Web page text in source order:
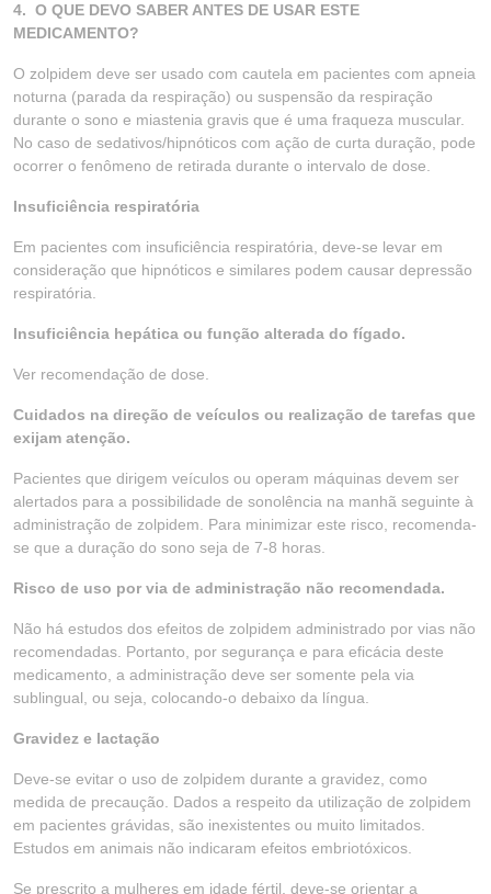
4. O QUE DEVO SABER ANTES DE USAR ESTE
MEDICAMENTO?
O zolpidem deve ser usado com cautela em pacientes com apneia
noturna (parada da respiração) ou suspensão da respiração
durante o sono e miastenia gravis que é uma fraqueza muscular.
No caso de sedativos/hipnóticos com ação de curta duração, pode
ocorrer o fenômeno de retirada durante o intervalo de dose.
Insuficiência respiratória
Em pacientes com insuficiência respiratória, deve-se levar em
consideração que hipnóticos e similares podem causar depressão
respiratória.
Insuficiência hepática ou função alterada do fígado.
Ver recomendação de dose.
Cuidados na direção de veículos ou realização de tarefas que
exijam atenção.
Pacientes que dirigem veículos ou operam máquinas devem ser
alertados para a possibilidade de sonolência na manhã seguinte à
administração de zolpidem. Para minimizar este risco, recomenda-
se que a duração do sono seja de 7-8 horas.
Risco de uso por via de administração não recomendada.
Não há estudos dos efeitos de zolpidem administrado por vias não
recomendadas. Portanto, por segurança e para eficácia deste
medicamento, a administração deve ser somente pela via
sublingual, ou seja, colocando-o debaixo da língua.
Gravidez e lactação
Deve-se evitar o uso de zolpidem durante a gravidez, como
medida de precaução. Dados a respeito da utilização de zolpidem
em pacientes grávidas, são inexistentes ou muito limitados.
Estudos em animais não indicaram efeitos embriotóxicos.
Se prescrito a mulheres em idade fértil, deve-se orientar a